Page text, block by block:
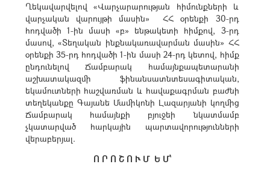
Ղեկավարվելով «Վարչարարության հիմունքների և
վարչական վարույթի մասին» ՀՀ օրենքի 30-րդ
հոդվածի 1-ին մասի «բ» ենթակետի հիմքով, 3-րդ
մասով, «Տեղական ինքնակառավարման մասին» ՀՀ
օրենքի 35-րդ հոդվածի 1-ին մասի 24-րդ կետով, հիմք
ընդունելով Ճամբարակ համայնքապետարանի
աշխատակազմի ֆինանսատնտեսագիտական,
եկամուտների հաշվառման և հավաքագրման բաժնի
տեղեկանքը Գայանե Մամիկոնի Լազարյանի կողմից
Ճամբարակ համայնքի բյուջեի նկատմամբ
չկատարված հարկային պարտավորությունների
վերաբերյալ.
Ո Ր Ո Շ Ո Ւ Մ Ե Մ՝